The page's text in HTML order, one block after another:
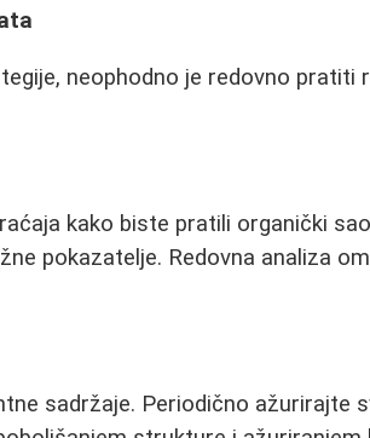
neophodno je redovno pratiti
kako biste pratili organički
pokazatelje. Redovna analiza
sadržaje. Periodično ažurirajte